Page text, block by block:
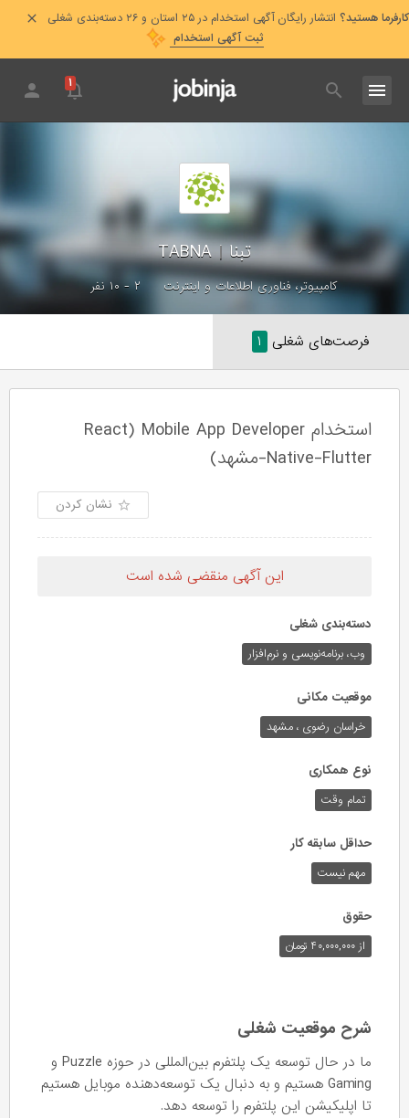
کارفرما هستید؟ انتشار رایگان آگهی استخدام در ۲۵ استان و ۲۶ دسته‌بندی شغلی
ثبت آگهی استخدام
۱
تبنا|
TABNA
کامپیوتر، فناوری اطلاعات و اینترنت ۲ - ۱۰ نفر
فرصت‌های شغلی ۱
استخدام Mobile App Developer (React
Native-Flutter-مشهد)
نشان کردن
این آگهی منقضی شده است
دسته‌بندی شغلی
وب،‌ برنامه‌نویسی و نرم‌افزار
موقعیت مکانی
خراسان رضوی ، مشهد
نوع همکاری
تمام وقت
حداقل سابقه کار
مهم نیست
حقوق
از ۴۰,۰۰۰,۰۰۰ تومان
شرح موقعیت شغلی
ما در حال توسعه یک پلتفرم بین‌المللی در حوزه Puzzle و
Gaming هستیم و به دنبال یک توسعه‌دهنده موبایل هستیم
تا اپلیکیشن این پلتفرم را توسعه دهد.